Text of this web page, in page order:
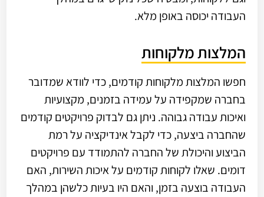
העבודה יכוסה באופן מלא.
המלצות מלקוחות
חפשו המלצות מלקוחות קודמים, כדי לוודא שמדובר
בחברה שמקפידה על עמידה בזמנים, מקצועיות
ואיכות עבודה גבוהה. ניתן גם לבדוק פרויקטים קודמים
שהחברה ביצעה, כדי לקבל אינדיקציה על רמת
הביצוע והיכולת של החברה להתמודד עם פרויקטים
דומים. שאלו לקוחות קודמים על איכות השירות, האם
העבודה בוצעה בזמן, והאם היו בעיות כלשהן במהלך